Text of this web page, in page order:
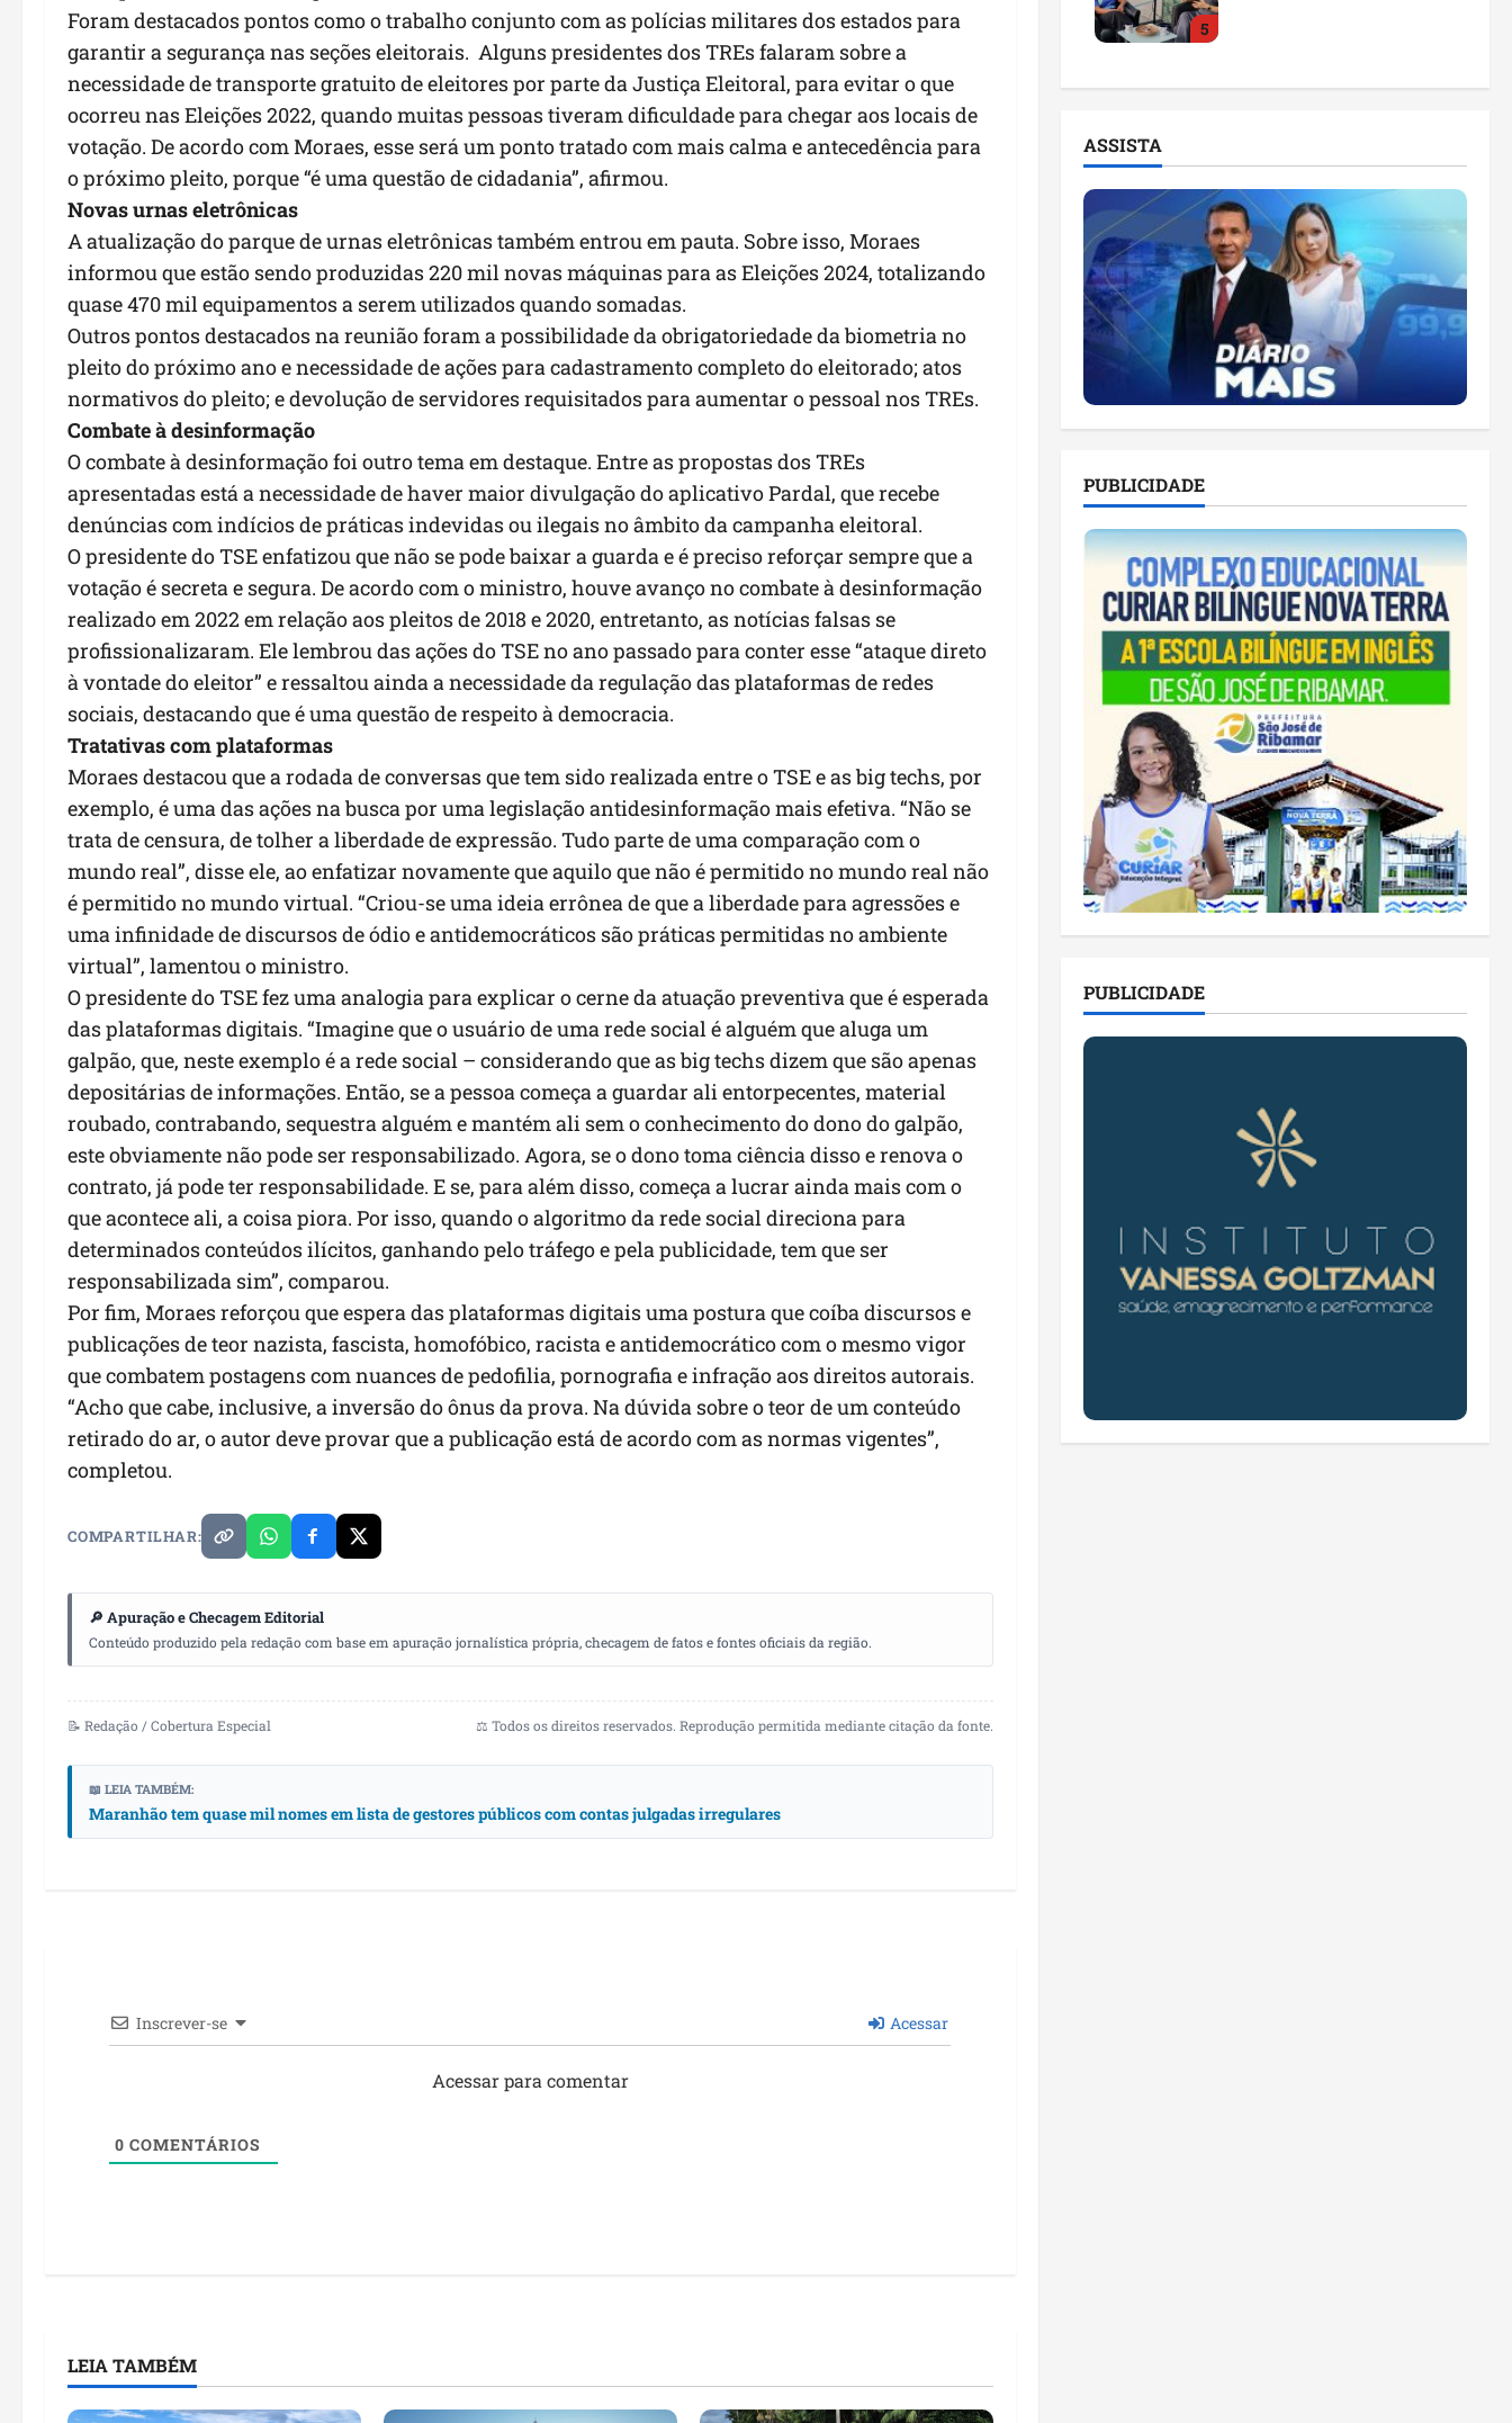
Foram destacados pontos como o trabalho conjunto com as polícias militares dos estados para
garantir a segurança nas seções eleitorais. Alguns presidentes dos TREs falaram sobre a
necessidade de transporte gratuito de eleitores por parte da Justiça Eleitoral, para evitar o que
ocorreu nas Eleições 2022, quando muitas pessoas tiveram dificuldade para chegar aos locais de
votação. De acordo com Moraes, esse será um ponto tratado com mais calma e antecedência para
o próximo pleito, porque “é uma questão de cidadania”, afirmou.
Novas urnas eletrônicas
A atualização do parque de urnas eletrônicas também entrou em pauta. Sobre isso, Moraes
informou que estão sendo produzidas 220 mil novas máquinas para as Eleições 2024, totalizando
quase 470 mil equipamentos a serem utilizados quando somadas.
Outros pontos destacados na reunião foram a possibilidade da obrigatoriedade da biometria no
pleito do próximo ano e necessidade de ações para cadastramento completo do eleitorado; atos
normativos do pleito; e devolução de servidores requisitados para aumentar o pessoal nos TREs.
Combate à desinformação
O combate à desinformação foi outro tema em destaque. Entre as propostas dos TREs
apresentadas está a necessidade de haver maior divulgação do aplicativo Pardal, que recebe
denúncias com indícios de práticas indevidas ou ilegais no âmbito da campanha eleitoral.
O presidente do TSE enfatizou que não se pode baixar a guarda e é preciso reforçar sempre que a
votação é secreta e segura. De acordo com o ministro, houve avanço no combate à desinformação
realizado em 2022 em relação aos pleitos de 2018 e 2020, entretanto, as notícias falsas se
profissionalizaram. Ele lembrou das ações do TSE no ano passado para conter esse “ataque direto
à vontade do eleitor” e ressaltou ainda a necessidade da regulação das plataformas de redes
sociais, destacando que é uma questão de respeito à democracia.
Tratativas com plataformas
Moraes destacou que a rodada de conversas que tem sido realizada entre o TSE e as big techs, por
exemplo, é uma das ações na busca por uma legislação antidesinformação mais efetiva. “Não se
trata de censura, de tolher a liberdade de expressão. Tudo parte de uma comparação com o
mundo real”, disse ele, ao enfatizar novamente que aquilo que não é permitido no mundo real não
é permitido no mundo virtual. “Criou-se uma ideia errônea de que a liberdade para agressões e
uma infinidade de discursos de ódio e antidemocráticos são práticas permitidas no ambiente
virtual”, lamentou o ministro.
O presidente do TSE fez uma analogia para explicar o cerne da atuação preventiva que é esperada
das plataformas digitais. “Imagine que o usuário de uma rede social é alguém que aluga um
galpão, que, neste exemplo é a rede social – considerando que as big techs dizem que são apenas
depositárias de informações. Então, se a pessoa começa a guardar ali entorpecentes, material
roubado, contrabando, sequestra alguém e mantém ali sem o conhecimento do dono do galpão,
este obviamente não pode ser responsabilizado. Agora, se o dono toma ciência disso e renova o
contrato, já pode ter responsabilidade. E se, para além disso, começa a lucrar ainda mais com o
que acontece ali, a coisa piora. Por isso, quando o algoritmo da rede social direciona para
determinados conteúdos ilícitos, ganhando pelo tráfego e pela publicidade, tem que ser
responsabilizada sim”, comparou.
Por fim, Moraes reforçou que espera das plataformas digitais uma postura que coíba discursos e
publicações de teor nazista, fascista, homofóbico, racista e antidemocrático com o mesmo vigor
que combatem postagens com nuances de pedofilia, pornografia e infração aos direitos autorais.
“Acho que cabe, inclusive, a inversão do ônus da prova. Na dúvida sobre o teor de um conteúdo
retirado do ar, o autor deve provar que a publicação está de acordo com as normas vigentes”,
completou.
COMPARTILHAR:
🔎 Apuração e Checagem Editorial
Conteúdo produzido pela redação com base em apuração jornalística própria, checagem de fatos e fontes oficiais da região.
📝 Redação / Cobertura Especial ⚖️ Todos os direitos reservados. Reprodução permitida mediante citação da fonte.
📖 LEIA TAMBÉM:
Maranhão tem quase mil nomes em lista de gestores públicos com contas julgadas irregulares
Inscrever-se Acessar
Acessar para comentar
0 COMENTÁRIOS
LEIA TAMBÉM
5
ASSISTA
PUBLICIDADE
PUBLICIDADE